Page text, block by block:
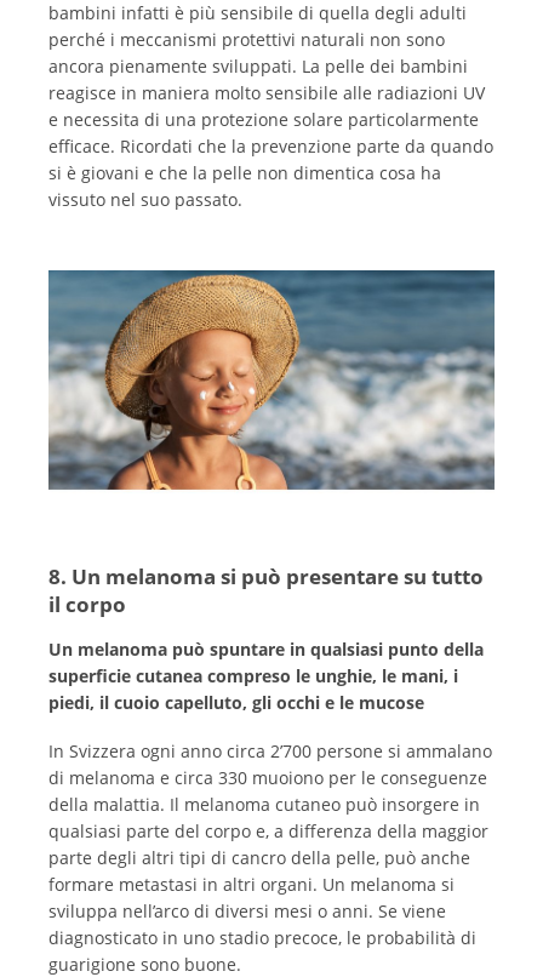
bambini infatti è più sensibile di quella degli adulti
perché i meccanismi protettivi naturali non sono
ancora pienamente sviluppati. La pelle dei bambini
reagisce in maniera molto sensibile alle radiazioni UV
e necessita di una protezione solare particolarmente
efficace. Ricordati che la prevenzione parte da quando
si è giovani e che la pelle non dimentica cosa ha
vissuto nel suo passato.
8. Un melanoma si può presentare su tutto
il corpo
Un melanoma può spuntare in qualsiasi punto della
superficie cutanea compreso le unghie, le mani, i
piedi, il cuoio capelluto, gli occhi e le mucose
In Svizzera ogni anno circa 2’700 persone si ammalano
di melanoma e circa 330 muoiono per le conseguenze
della malattia. Il melanoma cutaneo può insorgere in
qualsiasi parte del corpo e, a differenza della maggior
parte degli altri tipi di cancro della pelle, può anche
formare metastasi in altri organi. Un melanoma si
sviluppa nell’arco di diversi mesi o anni. Se viene
diagnosticato in uno stadio precoce, le probabilità di
guarigione sono buone.